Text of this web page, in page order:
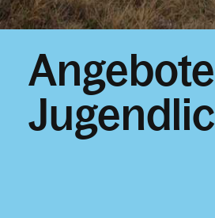
Das Kirchenjahr im Überblick
Kirche & Ich